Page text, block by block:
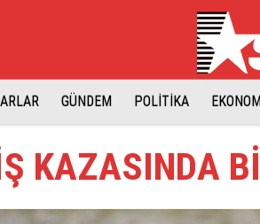
GÜNDEM POLİTİKA
KAZASINDA